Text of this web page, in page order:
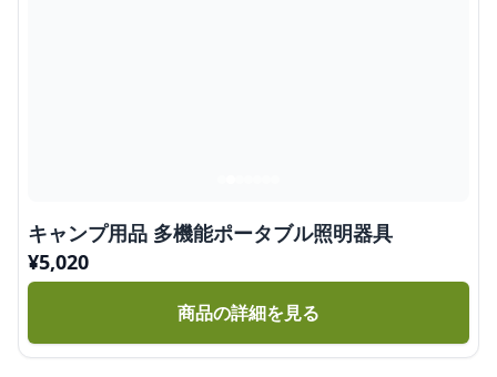
キャンプ用品 多機能ポータブル照明器具
¥5,020
商品の詳細を見る